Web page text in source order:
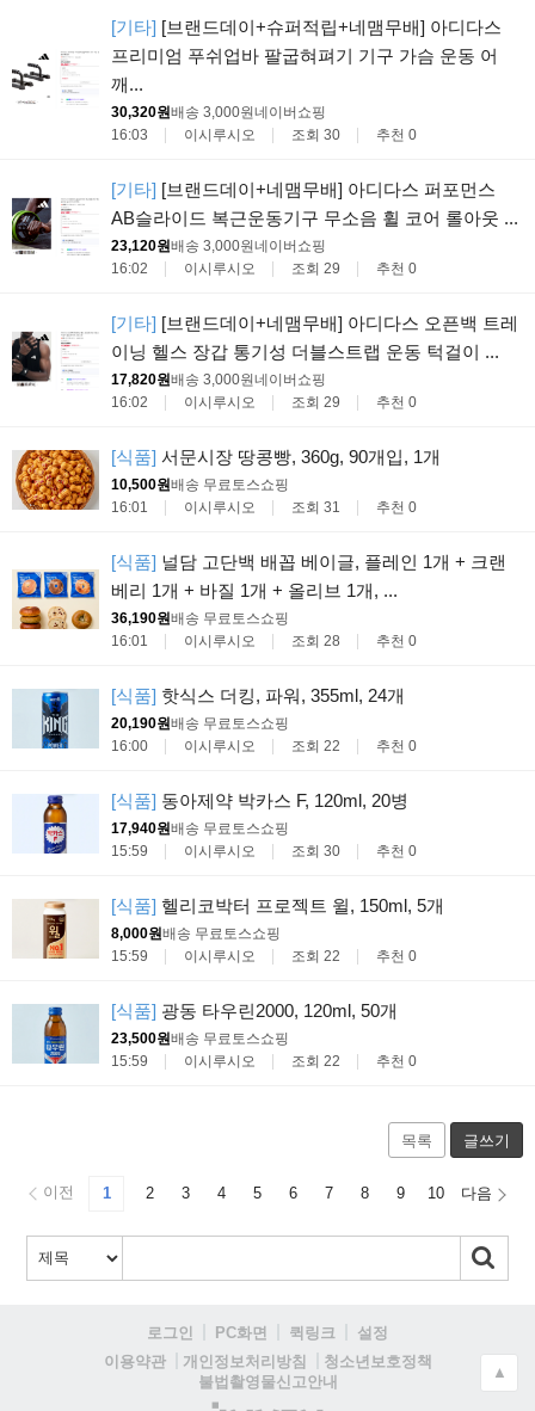
[기타] [브랜드데이+슈퍼적립+네맴무배] 아디다스
프리미엄 푸쉬업바 팔굽혀펴기 기구 가슴 운동 어
깨...
30,320원배송 3,000원네이버쇼핑
16:03
이시루시오 조회 30 추천 0
[기타] [브랜드데이+네맴무배] 아디다스 퍼포먼스
AB슬라이드 복근운동기구 무소음 휠 코어 롤아웃 ...
23,120원배송 3,000원네이버쇼핑
16:02
이시루시오 조회 29 추천 0
[기타] [브랜드데이+네맴무배] 아디다스 오픈백 트레
이닝 헬스 장갑 통기성 더블스트랩 운동 턱걸이 ...
17,820원배송 3,000원네이버쇼핑
16:02
이시루시오 조회 29 추천 0
[식품] 서문시장 땅콩빵, 360g, 90개입, 1개
10,500원배송 무료토스쇼핑
16:01
이시루시오 조회 31 추천 0
[식품] 널담 고단백 배꼽 베이글, 플레인 1개 + 크랜
베리 1개 + 바질 1개 + 올리브 1개, ...
36,190원배송 무료토스쇼핑
16:01
이시루시오 조회 28 추천 0
[식품] 핫식스 더킹, 파워, 355ml, 24개
20,190원배송 무료토스쇼핑
16:00
이시루시오 조회 22 추천 0
[식품] 동아제약 박카스 F, 120ml, 20병
17,940원배송 무료토스쇼핑
15:59
이시루시오 조회 30 추천 0
[식품] 헬리코박터 프로젝트 윌, 150ml, 5개
8,000원배송 무료토스쇼핑
15:59
이시루시오 조회 22 추천 0
[식품] 광동 타우린2000, 120ml, 50개
23,500원배송 무료토스쇼핑
15:59
이시루시오 조회 22 추천 0
목록 글쓰기
이전 1 2 3 4 5 6 7 8 9 10 다음
로그인 PC화면 퀵링크
설정
이용약관
개인정보처리방침
청소년보호정책
불법촬영물신고안내
▲